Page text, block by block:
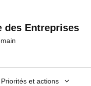
des Entreprises
Priorités et actions